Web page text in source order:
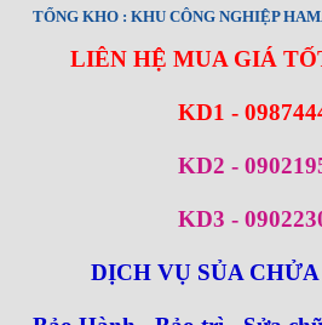
TỔNG KHO : KHU CÔNG NGHIỆP
LIÊN HỆ MUA GIÁ
KD1 -
KD2 -
KD3 -
DỊCH VỤ SỦA